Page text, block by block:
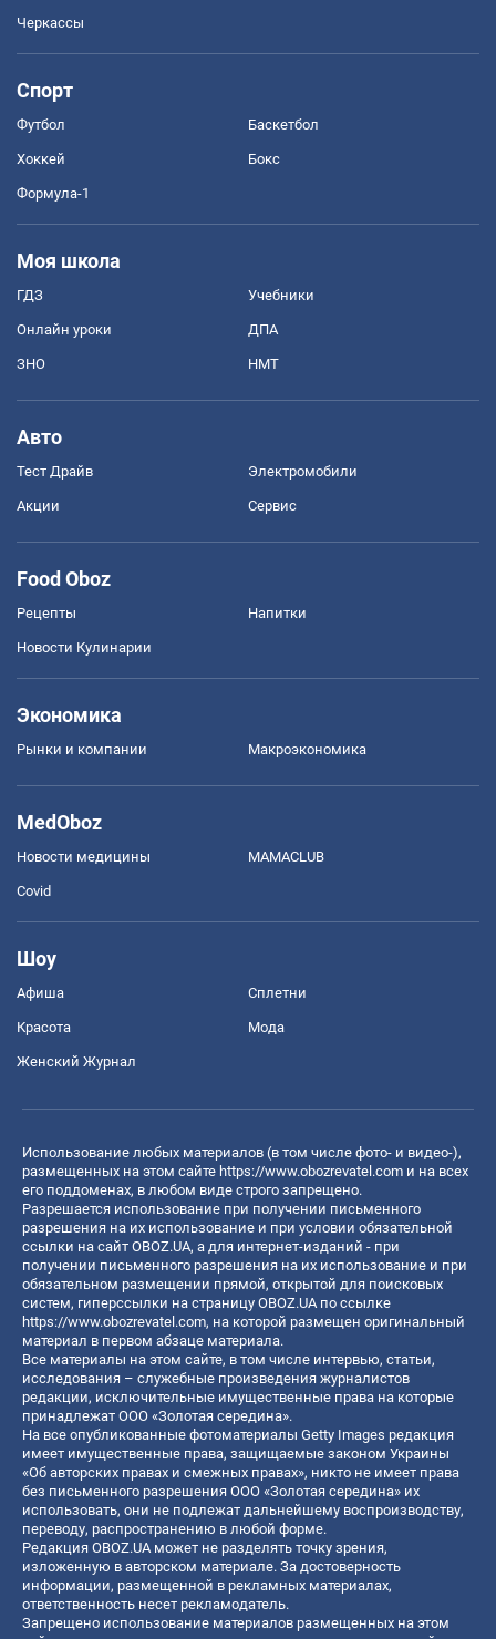
Черкассы
Спорт
Футбол Баскетбол
Хоккей Бокс
Формула-1
Моя школа
ГДЗ Учебники
Онлайн уроки ДПА
ЗНО НМТ
Авто
Тест Драйв Электромобили
Акции Сервис
Food Oboz
Рецепты Напитки
Новости Кулинарии
Экономика
Рынки и компании Mакроэкономика
MedOboz
Новости медицины MAMACLUB
Covid
Шоу
Афиша Сплетни
Красота Мода
Женский Журнал
Использование любых материалов (в том числе фото- и видео-),
размещенных на этом сайте https://www.obozrevatel.com и на всех
его поддоменах, в любом виде строго запрещено.
Разрешается использование при получении письменного
разрешения на их использование и при условии обязательной
ссылки на сайт OBOZ.UA, а для интернет-изданий - при
получении письменного разрешения на их использование и при
обязательном размещении прямой, открытой для поисковых
систем, гиперссылки на страницу OBOZ.UA по ссылке
https://www.obozrevatel.com, на которой размещен оригинальный
материал в первом абзаце материала.
Все материалы на этом сайте, в том числе интервью, статьи,
исследования – служебные произведения журналистов
редакции, исключительные имущественные права на которые
принадлежат ООО «Золотая середина».
На все опубликованные фотоматериалы Getty Images редакция
имеет имущественные права, защищаемые законом Украины
«Об авторских правах и смежных правах», никто не имеет права
без письменного разрешения ООО «Золотая середина» их
использовать, они не подлежат дальнейшему воспроизводству,
переводу, распространению в любой форме.
Редакция OBOZ.UA может не разделять точку зрения,
изложенную в авторском материале. За достоверность
информации, размещенной в рекламных материалах,
ответственность несет рекламодатель.
Запрещено использование материалов размещенных на этом